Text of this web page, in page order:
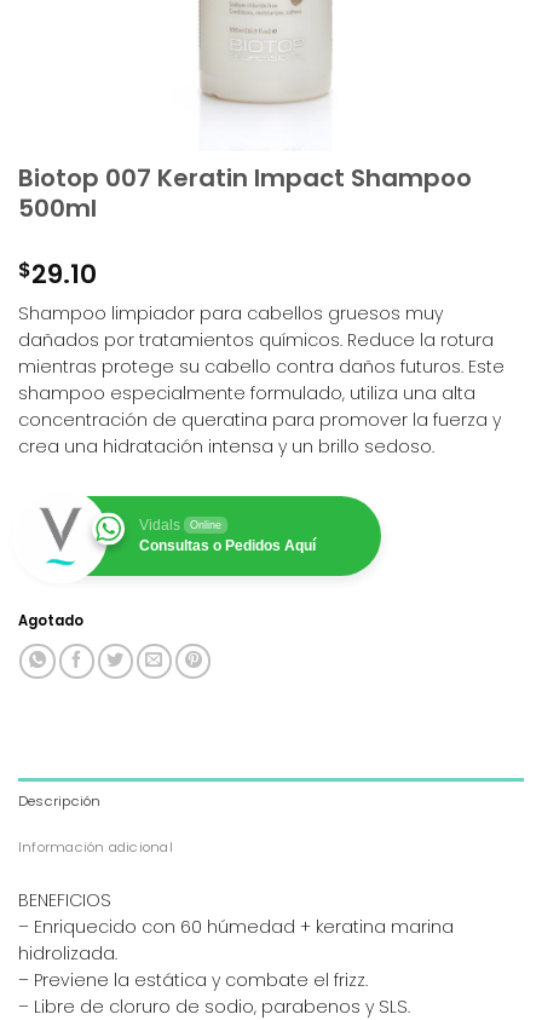
Biotop 007 Keratin Impact Shampoo
500ml
$29.10
Shampoo limpiador para cabellos gruesos muy
dañados por tratamientos químicos. Reduce la rotura
mientras protege su cabello contra daños futuros. Este
shampoo especialmente formulado, utiliza una alta
concentración de queratina para promover la fuerza y
crea una hidratación intensa y un brillo sedoso.
Vidals Online
Consultas o Pedidos Aquí
Agotado
Descripción
Información adicional
BENEFICIOS
– Enriquecido con 60 húmedad + keratina marina
hidrolizada.
– Previene la estática y combate el frizz.
– Libre de cloruro de sodio, parabenos y SLS.